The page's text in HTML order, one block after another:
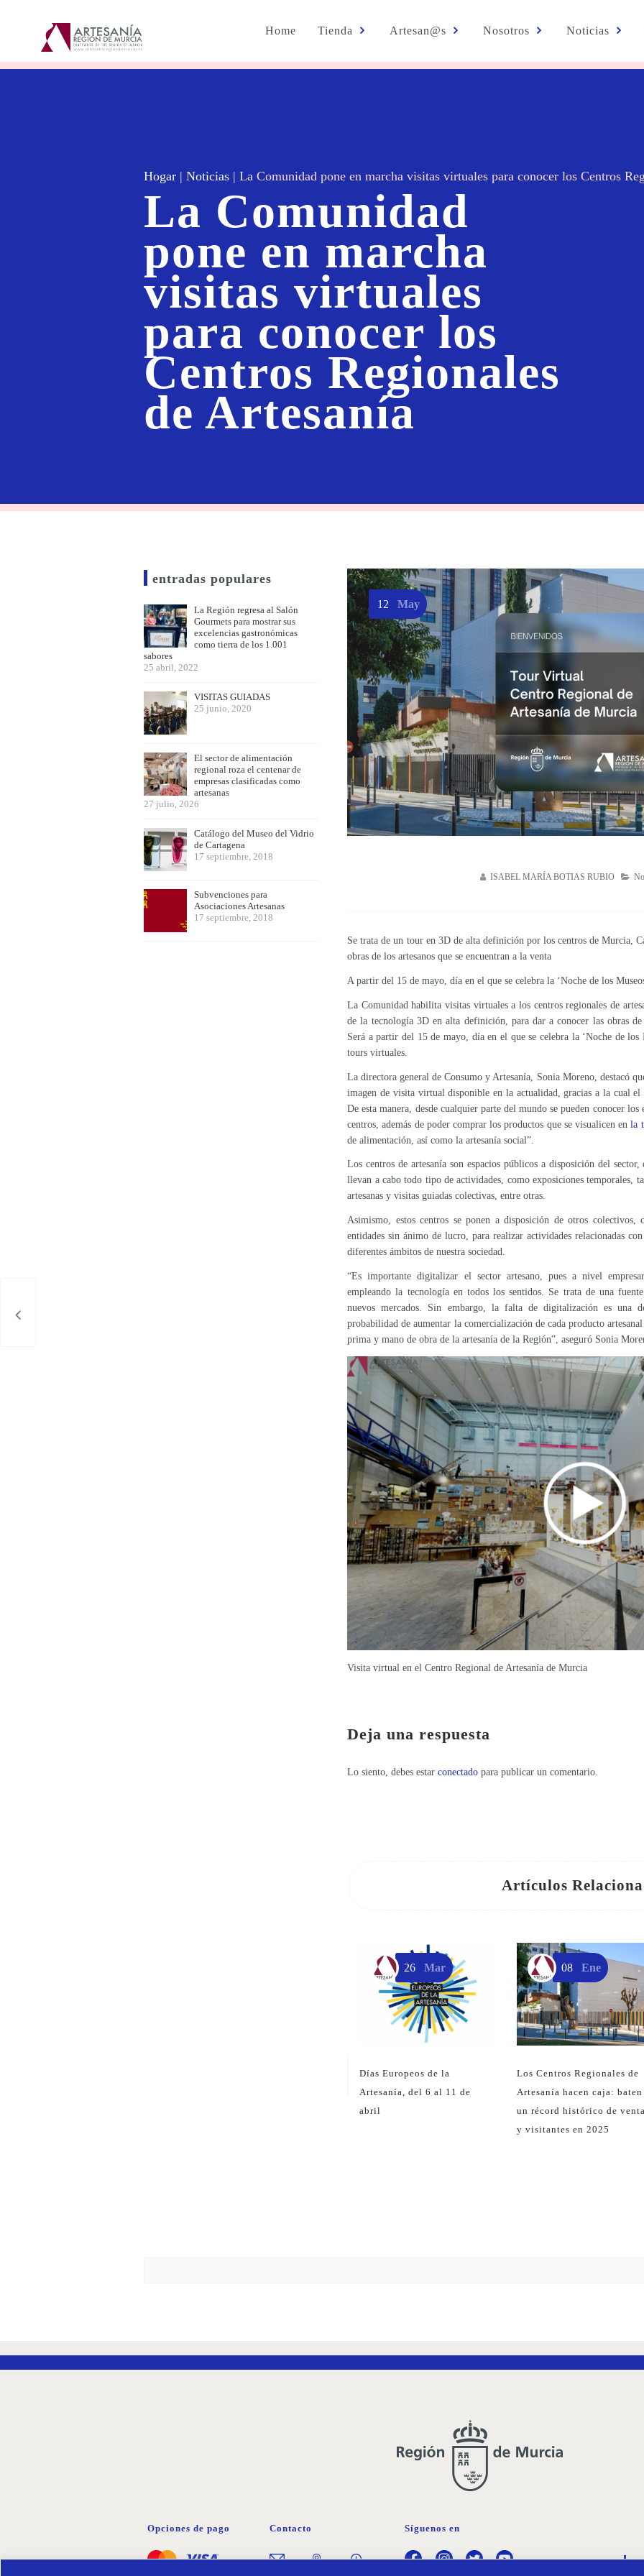
Home Tienda Artesan@s Nosotros Noticias
Hogar | Noticias | La Comunidad pone en marcha visitas virtuales para conocer los Centros
La Comunidad
pone en marcha
visitas virtuales
para conocer los
Centros Regionales
de Artesanía
ISABEL MARÍA BOTIAS RUBIO
12 May
Se trata de un tour en 3D de alta definición por los centros de Murcia,
obras de los artesanos que se encuentran a la venta
A partir del 15 de mayo, día en el que se celebra la ‘Noche de los
La Comunidad habilita visitas virtuales a los centros regionales de
de la tecnología 3D en alta definición, para dar a conocer las obras de
Será a partir del 15 de mayo, día en el que se celebra la ‘Noche de los
tours virtuales.
La directora general de Consumo y Artesanía, Sonia Moreno, destacó
imagen de visita virtual disponible en la actualidad, gracias a la cual el
De esta manera, desde cualquier parte del mundo se pueden conocer
centros, además de poder comprar los productos que se visualicen enla
de alimentación, así como la artesanía social”.
Los centros de artesanía son espacios públicos a disposición del
llevan a cabo todo tipo de actividades, como exposiciones temporales,
artesanas y visitas guiadas colectivas, entre otras.
Asimismo, estos centros se ponen a disposición de otros colectivos,
entidades sin ánimo de lucro, para realizar actividades relacionadas
diferentes ámbitos de nuestra sociedad.
“Es importante digitalizar el sector artesano, pues a nivel
empleando la tecnología en todos los sentidos. Se trata de una
nuevos mercados. Sin embargo, la falta de digitalización es una
probabilidad de aumentar la comercialización de cada producto
prima y mano de obra de la artesanía de la Región”, aseguró Sonia
Visita virtual en el Centro Regional de Artesanía de Murcia
Deja una respuesta
Lo siento, debes estarconectado para publicar un comentario.
Artículos
Días Europeos de la
Artesanía, del 6 al 11 de
abril
26 Mar
Los Centros Regionales de
Artesanía hacen caja: baten
un récord histórico de
y visitantes en 2025
08 Ene
entradas populares
La Región regresa al Salón
Gourmets para mostrar sus
excelencias gastronómicas
como tierra de los 1.001
sabores
25 abril, 2022
VISITAS GUIADAS
25 junio, 2020
El sector de alimentación
regional roza el centenar de
empresas clasificadas como
artesanas
27 julio, 2026
Catálogo del Museo del Vidrio
de Cartagena
17 septiembre, 2018
Subvenciones para
Asociaciones Artesanas
17 septiembre, 2018
Opciones de pago Contacto Síguenos en
Política de